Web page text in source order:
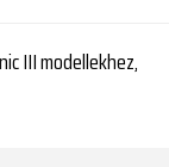
III modellekhez,